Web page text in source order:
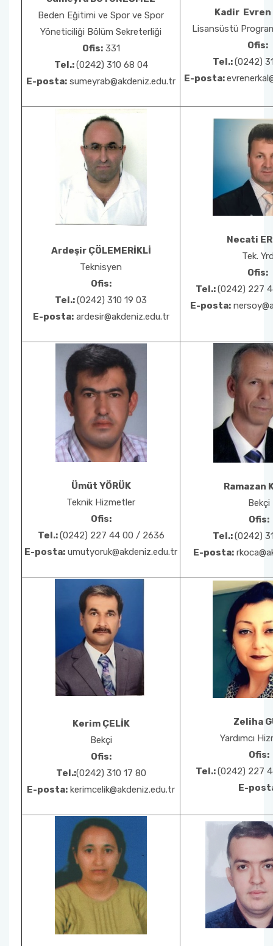
Beden Eğitimi ve Spor ve Spor
Yöneticiliği Bölüm Sekreterliği
Ofis:331
Tel.:(0242) 310 68 04
E-posta: sumeyrab@akdeniz.edu.tr
Kadir Evren
Lisansüstü
Ofis:
Tel.:(0242)
E-posta:
Ardeşir ÇÖLEMERİKLİ
Teknisyen
Ofis:
Tel.:(0242) 310 19 03
E-posta:ardesir@akdeniz.edu.tr
Necati
Tek.
Ofis:
Tel.:(0242) 227
E-posta:
Ümüt YÖRÜK
Teknik Hizmetler
Ofis:
Tel.:(0242) 227 44 00 / 2636
E-posta: umutyoruk@akdeniz.edu.tr
Ramazan
Bekçi
Ofis:
Tel.:(0242)
E-posta:
Kerim ÇELİK
Bekçi
Ofis:
Tel.:(0242) 310 17 80
E-posta: kerimcelik@akdeniz.edu.tr
Zeliha
Yardımcı
Ofis:
Tel.:(0242) 227
E-